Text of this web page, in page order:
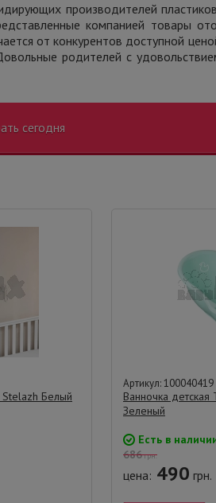
производителей
компанией товары
от конкурентов доступной
родителей с
сегодня
Белый
Артикул: 100040419
Ванночка детская
Зеленый
Есть в
686грн.
цена: 490 грн.